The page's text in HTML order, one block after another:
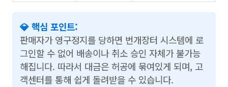
💎 핵심 포인트:
판매자가 영구정지를 당하면 번개장터 시스템에 로
그인할 수 없어 배송이나 취소 승인 자체가 불가능
해집니다. 따라서 대금은 허공에 묶여있게 되며, 고
객센터를 통해 쉽게 돌려받을 수 있습니다.